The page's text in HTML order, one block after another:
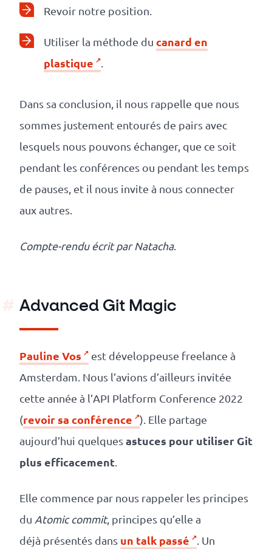
Revoir notre position.
Utiliser la méthode du canard en
plastique
Dans sa conclusion, il nous rappelle que nous
sommes justement entourés de pairs avec
lesquels nous pouvons échanger, que ce soit
pendant les conférences ou pendant les temps
de pauses, et il nous invite à nous connecter
aux autres.
Compte-rendu écrit par Natacha.
Advanced Git Magic
Pauline Vos
est développeuse freelance à
Amsterdam. Nous l’avions d’ailleurs invitée
cette année à l’API Platform Conference 2022
(revoir sa conférence
). Elle partage
aujourd’hui quelquesastuces pour utiliser Git
plus efficacement
Elle commence par nous rappeler les principes
du Atomic commit, principes qu’elle a
déjà présentés dans un talk passé
. Un